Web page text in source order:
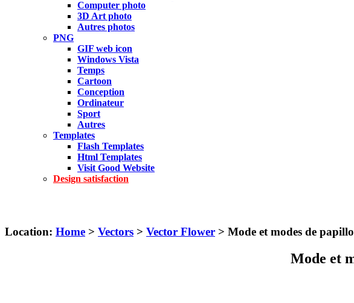
Computer photo
3D Art photo
Autres photos
PNG
GIF web icon
Windows Vista
Temps
Cartoon
Conception
Ordinateur
Sport
Autres
Templates
Flash Templates
Html Templates
Visit Good Website
Design satisfaction
Location: Home > Vectors > Vector Flower > Mode et modes de
Mode et